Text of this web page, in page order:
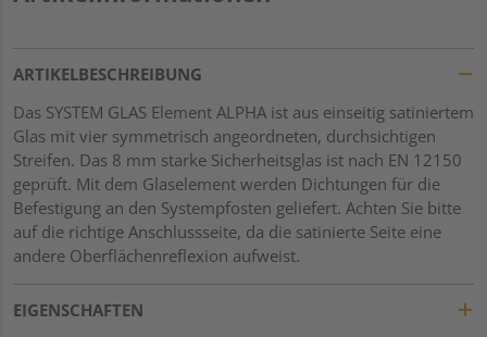
ARTIKELBESCHREIBUNG
Das SYSTEM GLAS Element ALPHA ist aus einseitig satiniertem
Glas mit vier symmetrisch angeordneten, durchsichtigen
Streifen. Das 8 mm starke Sicherheitsglas ist nach EN 12150
geprüft. Mit dem Glaselement werden Dichtungen für die
Befestigung an den Systempfosten geliefert. Achten Sie bitte
auf die richtige Anschlussseite, da die satinierte Seite eine
andere Oberflächenreflexion aufweist.
EIGENSCHAFTEN